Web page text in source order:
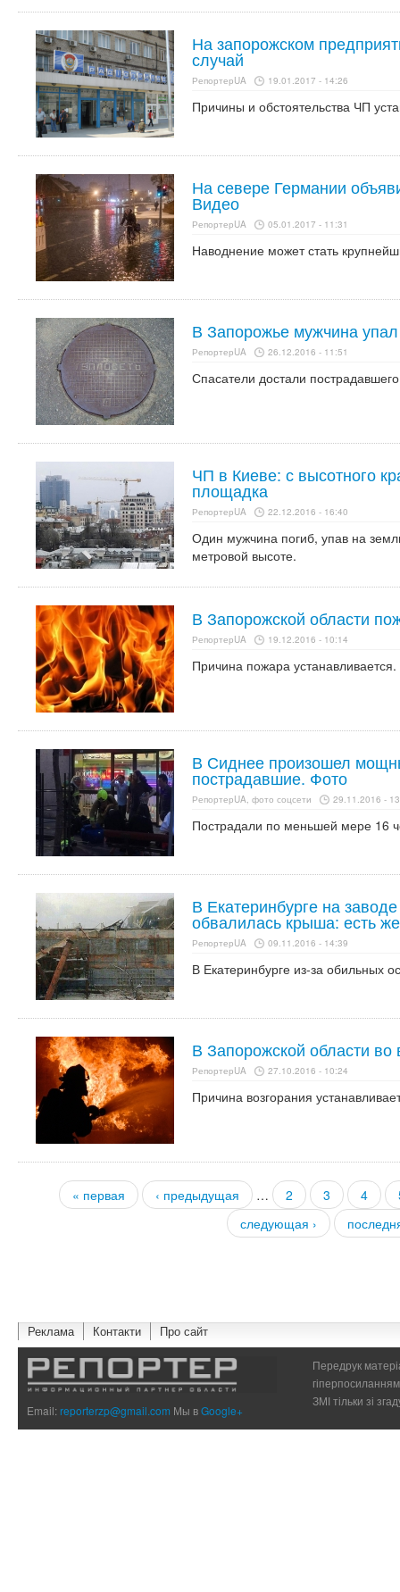
На запорожском
случай
РепортерUA 19.01.2017 - 14:26
Причины и обстоятельства ЧП
На севере Германии
Видео
РепортерUA 05.01.2017 - 11:31
Наводнение может стать
В Запорожье мужчина
РепортерUA 26.12.2016 - 11:51
Спасатели достали
ЧП в Киеве: с высотного
площадка
РепортерUA 22.12.2016 - 16:40
Один мужчина погиб, упав на
метровой высоте.
В Запорожской области
РепортерUA 19.12.2016 - 10:14
Причина пожара устанавливается.
В Сиднее произошел
пострадавшие. Фото
РепортерUA, фото соцсети 29.11.2016 -
Пострадали по меньшей мере 16
В Екатеринбурге на
обвалилась крыша: есть
РепортерUA 09.11.2016 - 14:39
В Екатеринбурге из-за обильных
В Запорожской области
РепортерUA 27.10.2016 - 10:24
Причина возгорания
Страницы
« первая ‹ предыдущая … 2 3 4
следующая ›
Реклама Контакти Про сайт
Email:reporterzp@gmail.com Мы вGoogle+
Передрук
ЗМІ тільки зі